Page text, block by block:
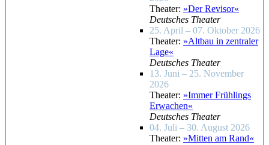
Theater: »Der Revisor«
Deutsches Theater
25. April – 07. Oktober 2026
Theater: »Altbau in zentraler
Lage«
Deutsches Theater
13. Juni – 25. November
2026
Theater: »Immer Frühlings
Erwachen«
Deutsches Theater
04. Juli – 30. August 2026
Theater: »Mitten am Rand«